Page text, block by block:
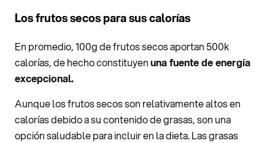
Los frutos secos para sus calorías
En promedio, 100g de frutos secos aportan 500k
calorías, de hecho constituyenuna fuente de energía
excepcional.
Aunque los frutos secos son relativamente altos en
calorías debido a su contenido de grasas, son una
opción saludable para incluir en la dieta. Las grasas